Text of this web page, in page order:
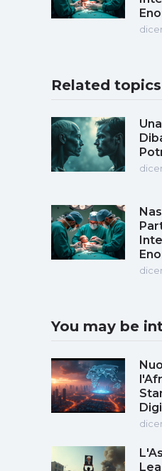
Related topics
You may be